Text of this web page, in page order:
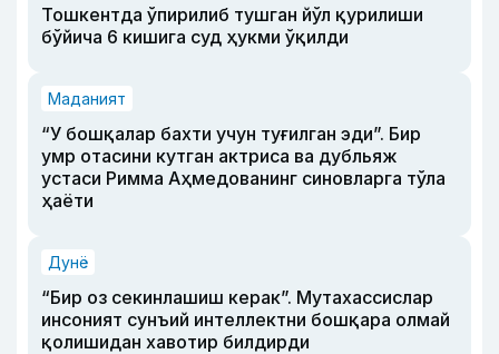
Тошкентда ўпирилиб тушган йўл қурилиши
бўйича 6 кишига суд ҳукми ўқилди
Маданият
“У бошқалар бахти учун туғилган эди”. Бир
умр отасини кутган актриса ва дубльяж
устаси Римма Аҳмедованинг синовларга тўла
ҳаёти
Дунё
“Бир оз секинлашиш керак”. Мутахассислар
инсоният сунъий интеллектни бошқара олмай
қолишидан хавотир билдирди